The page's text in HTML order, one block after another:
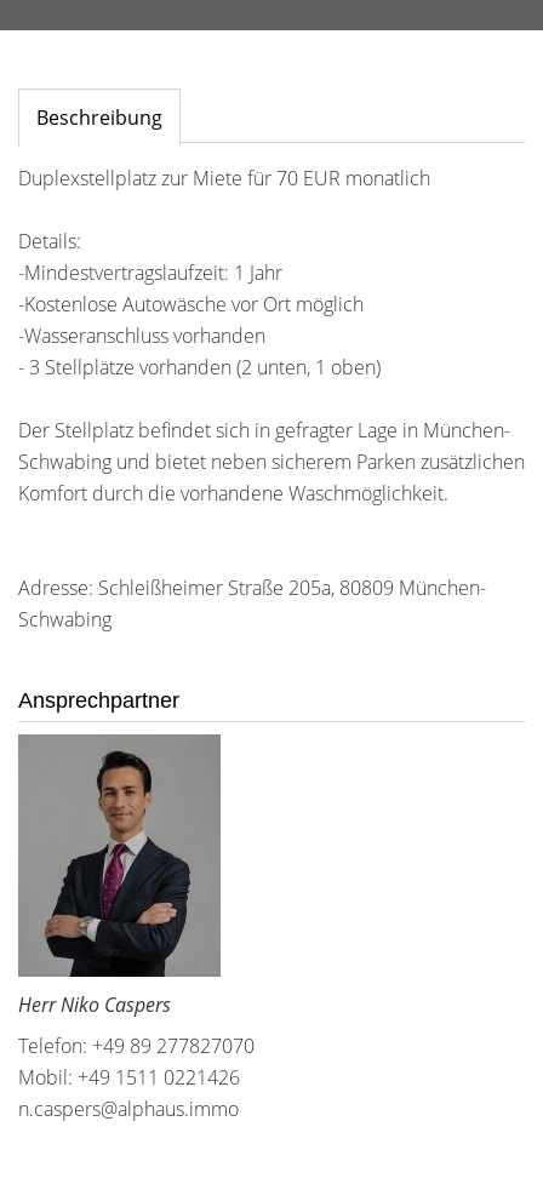
Beschreibung
Duplexstellplatz zur Miete für 70 EUR monatlich
Details:
-Mindestvertragslaufzeit: 1 Jahr
-Kostenlose Autowäsche vor Ort möglich
-Wasseranschluss vorhanden
- 3 Stellplätze vorhanden (2 unten, 1 oben)
Der Stellplatz befindet sich in gefragter Lage in München-
Schwabing und bietet neben sicherem Parken zusätzlichen
Komfort durch die vorhandene Waschmöglichkeit.
Adresse: Schleißheimer Straße 205a, 80809 München-
Schwabing
Ansprechpartner
Herr Niko Caspers
Telefon: +49 89 277827070
Mobil: +49 1511 0221426
n.caspers@alphaus.immo